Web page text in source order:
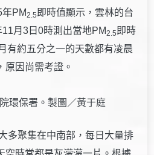
年PM2.5 即時值顯示，雲林的台
月3日0時測出當地PM2.5 即時
有約五分之一的天數都有凌晨
原因尚需考證。
環保署。製圖／黃于庭
多聚集在中南部，每日大量排